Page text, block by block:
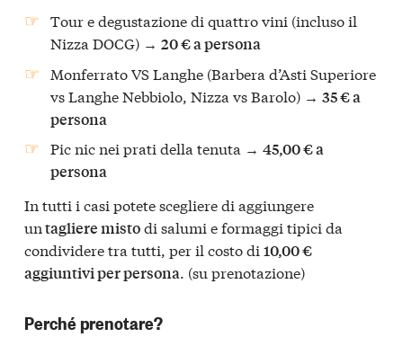
Tour e degustazione di quattro vini (incluso il
Nizza DOCG) →20 € a persona
Monferrato VS Langhe (Barbera d’Asti Superiore
vs Langhe Nebbiolo, Nizza vs Barolo) →35 € a
persona
Pic nic nei prati della tenuta →45,00 € a
persona
In tutti i casi potete scegliere di aggiungere
untagliere mistodi salumi e formaggi tipici da
condividere tra tutti, per il costo di 10,00 €
aggiuntivi per persona . (su prenotazione)
Perché prenotare?